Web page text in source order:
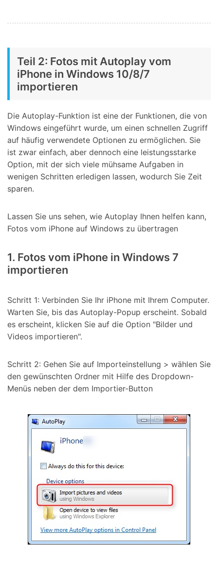
Teil 2: Fotos mit Autoplay vom
iPhone in Windows 10/8/7
importieren
Die Autoplay-Funktion ist eine der Funktionen, die von
Windows eingeführt wurde, um einen schnellen Zugriff
auf häufig verwendete Optionen zu ermöglichen. Sie
ist zwar einfach, aber dennoch eine leistungsstarke
Option, mit der sich viele mühsame Aufgaben in
wenigen Schritten erledigen lassen, wodurch Sie Zeit
sparen.
Lassen Sie uns sehen, wie Autoplay Ihnen helfen kann,
Fotos vom iPhone auf Windows zu übertragen
1. Fotos vom iPhone in Windows 7
importieren
Schritt 1: Verbinden Sie Ihr iPhone mit Ihrem Computer.
Warten Sie, bis das Autoplay-Popup erscheint. Sobald
es erscheint, klicken Sie auf die Option "Bilder und
Videos importieren".
Schritt 2: Gehen Sie auf Importeinstellung > wählen Sie
den gewünschten Ordner mit Hilfe des Dropdown-
Menüs neben der dem Importier-Button